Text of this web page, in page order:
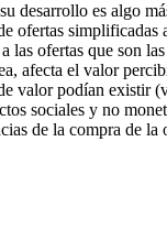
desarrollo es algo
ofertas que son
afecta el valor
valor podían existir
sociales y no
de la compra de